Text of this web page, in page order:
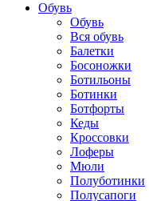
Обувь
Обувь
Вся обувь
Балетки
Босоножки
Ботильоны
Ботинки
Ботфорты
Кеды
Кроссовки
Лоферы
Мюли
Полуботинки
Полусапоги